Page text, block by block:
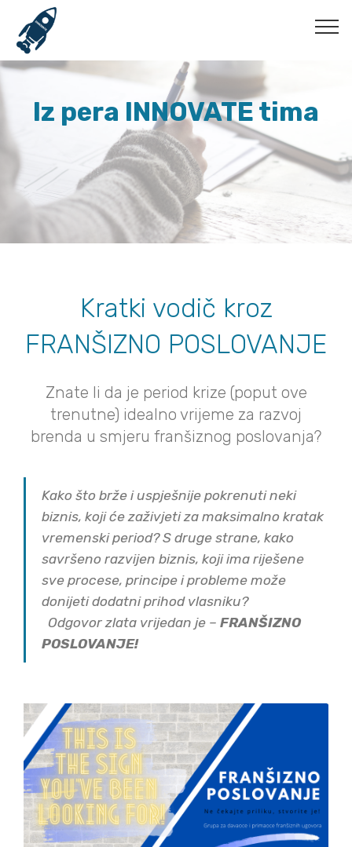
Iz pera INNOVATE tima
Kratki vodič kroz
FRANŠIZNO POSLOVANJE
Znate li da je period krize (poput ove
trenutne) idealno vrijeme za razvoj
brenda u smjeru franšiznog poslovanja?
Kako što brže i uspješnije pokrenuti neki
biznis, koji će zaživjeti za maksimalno kratak
vremenski period?S druge strane, kako
savršeno razvijen biznis, koji ima riješene
sve procese, principe i probleme može
donijeti dodatni prihod vlasniku?
Odgovor zlata vrijedan je – FRANŠIZNO
POSLOVANJE!